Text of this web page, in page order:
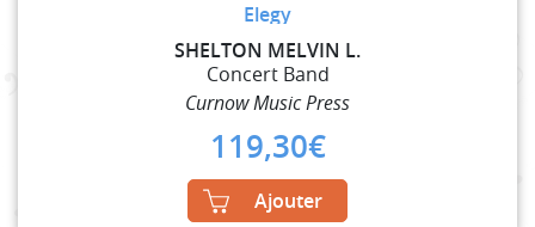
Elegy
SHELTON MELVIN L.
Concert Band
Curnow Music Press
119,30€
Ajouter